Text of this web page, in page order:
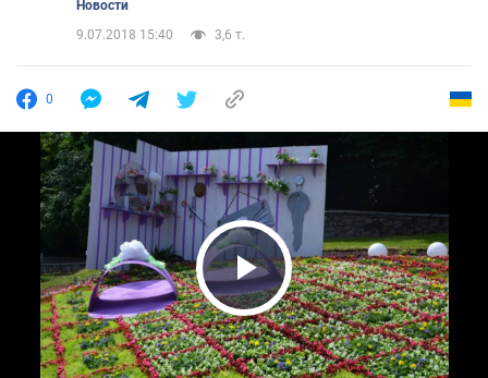
Новости
9.07.2018 15:40
3,6 т.
0
Play Video